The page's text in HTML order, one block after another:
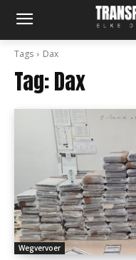
Tags Dax
Tag:Dax
Wegvervoer